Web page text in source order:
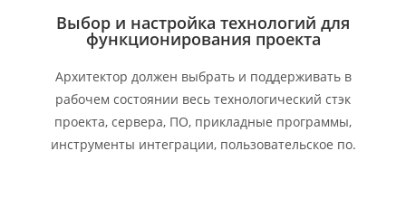
Выбор и настройка технологий для
функционирования проекта
Архитектор должен выбрать и поддерживать в
рабочем состоянии весь технологический стэк
проекта, сервера, ПО, прикладные программы,
инструменты интеграции, пользовательское по.